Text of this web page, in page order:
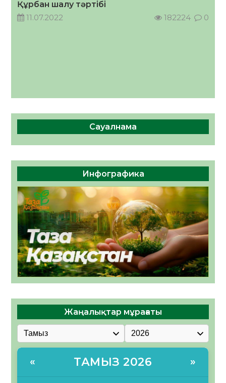
Құрбан шалу тәртібі
11.07.2022
182224 0
Сауалнама
Инфографика
Жаңалықтар мұрағаты
« ТАМЫЗ 2026 »